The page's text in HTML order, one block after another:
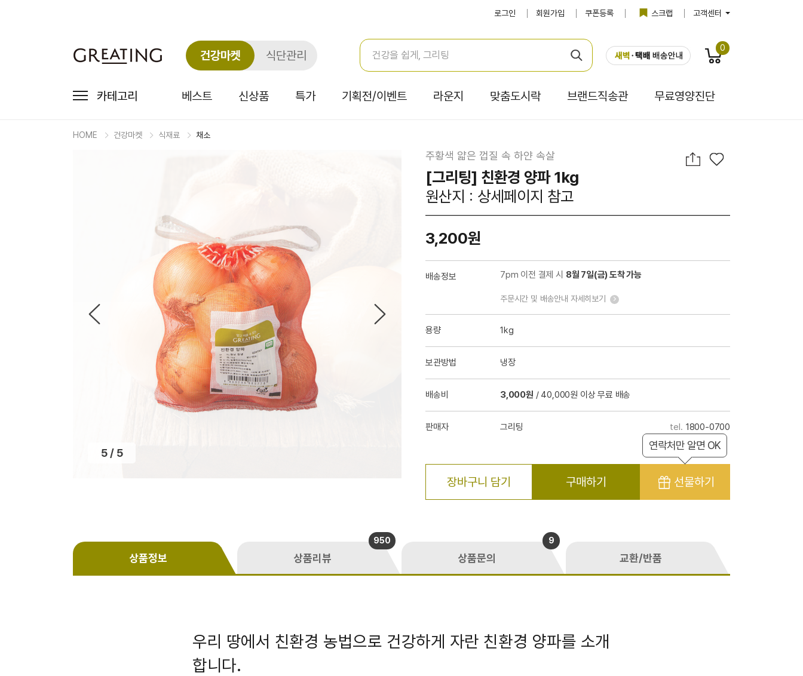
로그인 회원가입 쿠폰등록 스크랩 고객센터
건강마켓 식단관리
0
카테고리 베스트 신상품 특가 기획전/이벤트 라운지 맞춤도시락 브랜드직송관 무료영양진단
HOME 건강마켓 식재료 채소
5/ 5
주황색 얇은 껍질 속 하얀 속살
[그리팅] 친환경 양파 1kg
원산지 : 상세페이지 참고
3,200원
배송정보 7pm 이전 결제 시 8월 7일(금) 도착 가능
주문시간 및 배송안내 자세히보기
용량 1kg
보관방법 냉장
배송비 3,000원 / 40,000원 이상 무료 배송
판매자 그리팅 1800-0700
장바구니 담기 구매하기 선물하기
연락처만 알면 OK
상품정보 상품리뷰
950
상품문의
9
교환/반품
우리 땅에서 친환경 농법으로 건강하게 자란 친환경 양파를 소개
합니다.